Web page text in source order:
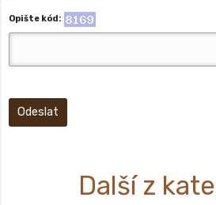
Opište kód:
Odeslat
Další z